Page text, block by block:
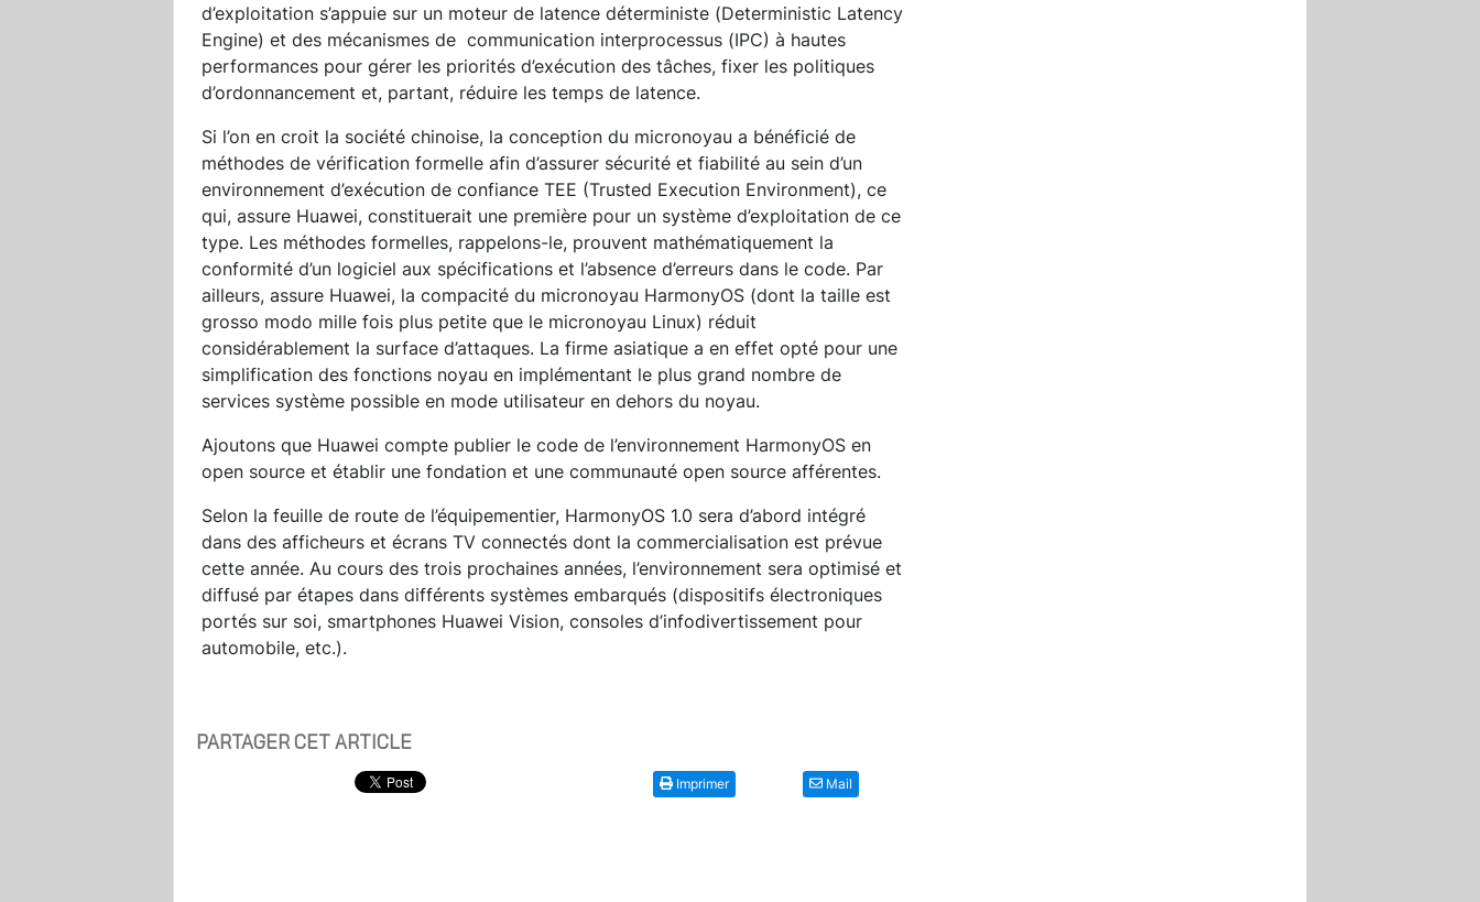
d’exploitation s’appuie sur un moteur de latence déterministe (Deterministic Latency
Engine) et des mécanismes de communication interprocessus (IPC) à hautes
performances pour gérer les priorités d’exécution des tâches, fixer les politiques
d’ordonnancement et, partant, réduire les temps de latence.
Si l’on en croit la société chinoise, la conception du micronoyau a bénéficié de
méthodes de vérification formelle afin d’assurer sécurité et fiabilité au sein d’un
environnement d’exécution de confiance TEE (Trusted Execution Environment), ce
qui, assure Huawei, constituerait une première pour un système d’exploitation de ce
type. Les méthodes formelles, rappelons-le, prouvent mathématiquement la
conformité d’un logiciel aux spécifications et l’absence d’erreurs dans le code. Par
ailleurs, assure Huawei, la compacité du micronoyau HarmonyOS (dont la taille est
grosso modo mille fois plus petite que le micronoyau Linux) réduit
considérablement la surface d’attaques. La firme asiatique a en effet opté pour une
simplification des fonctions noyau en implémentant le plus grand nombre de
services système possible en mode utilisateur en dehors du noyau.
Ajoutons que Huawei compte publier le code de l’environnement HarmonyOS en
open source et établir une fondation et une communauté open source afférentes.
Selon la feuille de route de l’équipementier, HarmonyOS 1.0 sera d’abord intégré
dans des afficheurs et écrans TV connectés dont la commercialisation est prévue
cette année. Au cours des trois prochaines années, l’environnement sera optimisé et
diffusé par étapes dans différents systèmes embarqués (dispositifs électroniques
portés sur soi, smartphones Huawei Vision, consoles d’infodivertissement pour
automobile, etc.).
PARTAGER CET ARTICLE
Imprimer Mail